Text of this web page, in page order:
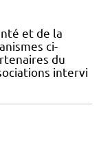
et de la
ci-
du
intervi